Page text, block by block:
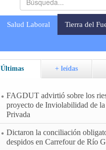
Salud Laboral Tierra del
Últimas + leídas
FAGDUT advirtió sobre los
proyecto de Inviolabilidad de la
Privada
Dictaron la conciliación
despidos en Carrefour de Río